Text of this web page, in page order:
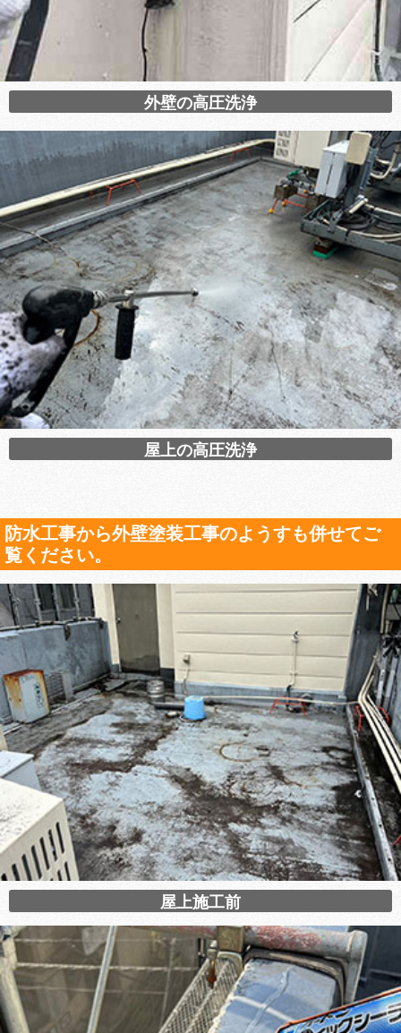
外壁の高圧洗浄
屋上の高圧洗浄
防水工事から外壁塗装工事のようすも併せてご
覧ください。
屋上施工前